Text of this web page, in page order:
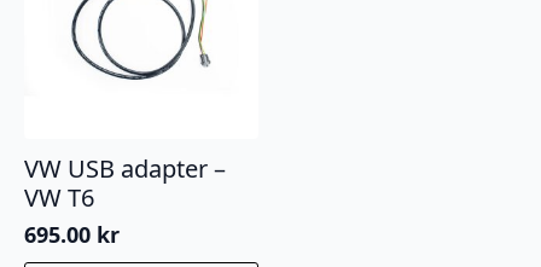
VW USB adapter –
VW T6
695.00 kr